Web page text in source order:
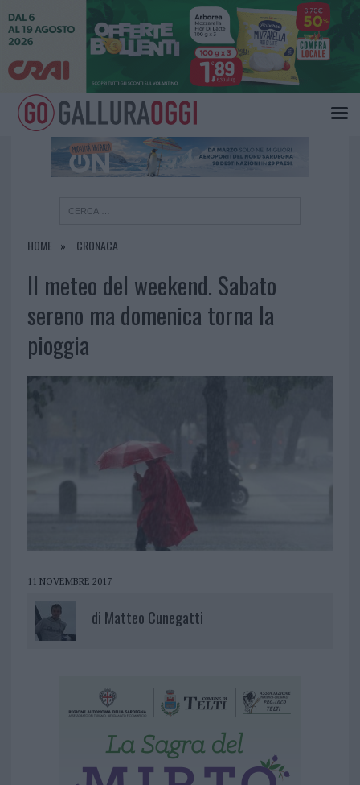
HOME CRONACA
Il meteo del weekend. Sabato
sereno ma domenica torna la
pioggia
11 NOVEMBRE 2017
di Matteo Cunegatti
×